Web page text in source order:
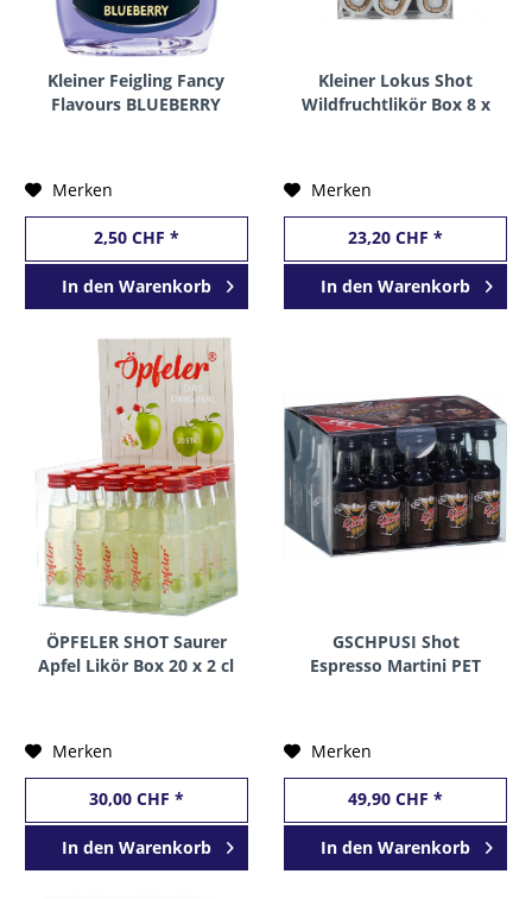
Kleiner Feigling Fancy
Flavours BLUEBERRY
Merken
2,50 CHF *
In den Warenkorb
Kleiner Lokus Shot
Wildfruchtlikör Box 8 x
Merken
23,20 CHF *
In den Warenkorb
ÖPFELER SHOT Saurer
Apfel Likör Box 20 x 2 cl
Merken
30,00 CHF *
In den Warenkorb
GSCHPUSI Shot
Espresso Martini PET
Merken
49,90 CHF *
In den Warenkorb